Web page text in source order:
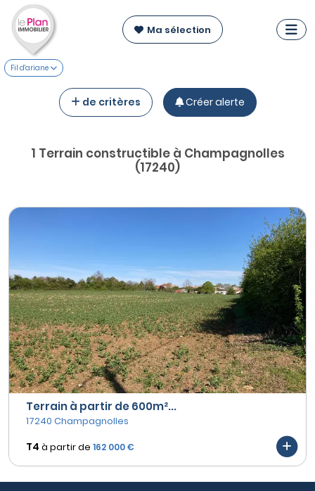
Ma sélection
Fil d'ariane
de critères Créer alerte
1 Terrain constructible à Champagnolles
(17240)
Terrain à partir de 600m²...
17240 Champagnolles
T4 à partir de 162 000 €